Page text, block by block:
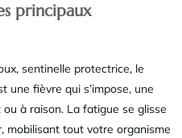
principaux
sentinelle protectrice, le
une fièvre qui s’impose, une
à raison. La fatigue se glisse
mobilisant tout votre organisme